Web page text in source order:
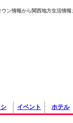
ン情報から関西地方生活情報
イベント ホテル